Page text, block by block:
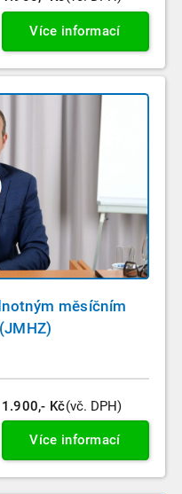
Více informací
měsíčním
1.900,- Kč(vč. DPH)
Více informací